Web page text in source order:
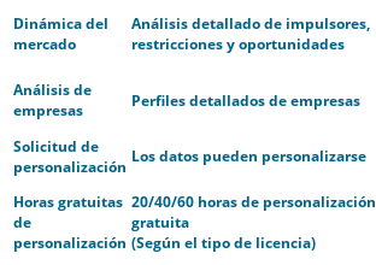
Dinámica del
mercado
Análisis detallado de impulsores,
restricciones y oportunidades
Análisis de
empresas
Perfiles detallados de empresas
Solicitud de
personalización
Los datos pueden personalizarse
Horas gratuitas
de
personalización
20/40/60 horas de personalización
gratuita
(Según el tipo de licencia)